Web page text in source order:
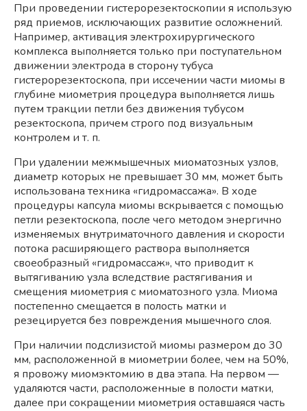
При проведении гистерорезектоскопии я использую
ряд приемов, исключающих развитие осложнений.
Например, активация электрохирургического
комплекса выполняется только при поступательном
движении электрода в сторону тубуса
гистерорезектоскопа, при иссечении части миомы в
глубине миометрия процедура выполняется лишь
путем тракции петли без движения тубусом
резектоскопа, причем строго под визуальным
контролем и т. п.
При удалении межмышечных миоматозных узлов,
диаметр которых не превышает 30 мм, может быть
использована техника «гидромассажа». В ходе
процедуры капсула миомы вскрывается с помощью
петли резектоскопа, после чего методом энергично
изменяемых внутриматочного давления и скорости
потока расширяющего раствора выполняется
своеобразный «гидромассаж», что приводит к
вытягиванию узла вследствие растягивания и
смещения миометрия с миоматозного узла. Миома
постепенно смещается в полость матки и
резецируется без повреждения мышечного слоя.
При наличии подслизистой миомы размером до 30
мм, расположенной в миометрии более, чем на 50%,
я провожу миомэктомию в два этапа. На первом —
удаляются части, расположенные в полости матки,
далее при сокращении миометрия оставшаяся часть